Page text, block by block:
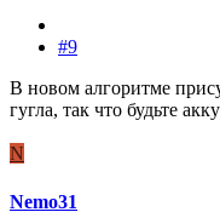
#9
В новом алгоритме
гугла, так что будьте
N
Nemo31